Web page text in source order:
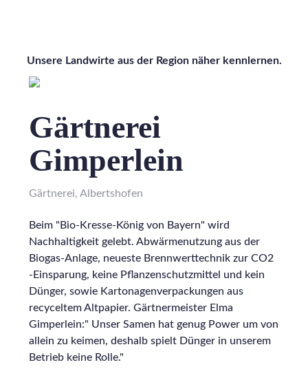
Unsere Landwirte aus der Region näher kennlernen.
Gärtnerei
Gimperlein
Gärtnerei, Albertshofen
Beim "Bio-Kresse-König von Bayern" wird
Nachhaltigkeit gelebt. Abwärmenutzung aus der
Biogas-Anlage, neueste Brennwerttechnik zur CO2
-Einsparung, keine Pflanzenschutzmittel und kein
Dünger, sowie Kartonagenverpackungen aus
recyceltem Altpapier. Gärtnermeister Elma
Gimperlein:" Unser Samen hat genug Power um von
allein zu keimen, deshalb spielt Dünger in unserem
Betrieb keine Rolle."